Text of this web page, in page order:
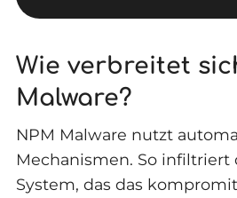
Wie verbreitet
Malware?
NPM Malware nutzt
Mechanismen. So infiltriert
System, das das